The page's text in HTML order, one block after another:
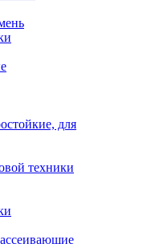
для
техники